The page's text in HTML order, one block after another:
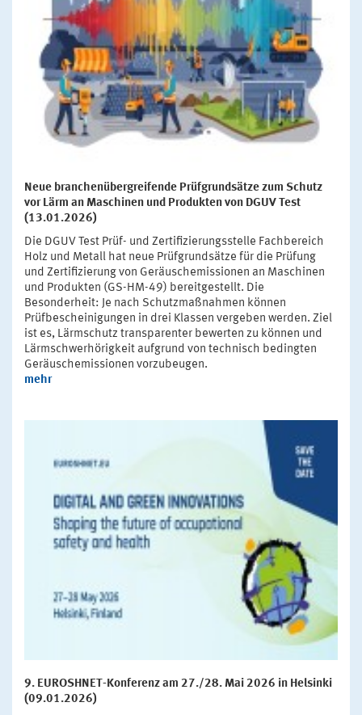
Neue branchenübergreifende Prüfgrundsätze zum Schutz
vor Lärm an Maschinen und Produkten von DGUV Test
(13.01.2026)
Die DGUV Test Prüf- und Zertifizierungsstelle Fachbereich
Holz und Metall hat neue Prüfgrundsätze für die Prüfung
und Zertifizierung von Geräuschemissionen an Maschinen
und Produkten (GS-HM-49) bereitgestellt. Die
Besonderheit: Je nach Schutzmaßnahmen können
Prüfbescheinigungen in drei Klassen vergeben werden. Ziel
ist es, Lärmschutz transparenter bewerten zu können und
Lärmschwerhörigkeit aufgrund von technisch bedingten
Geräuschemissionen vorzubeugen.
mehr
9. EUROSHNET-Konferenz am 27./28. Mai 2026 in Helsinki
(09.01.2026)